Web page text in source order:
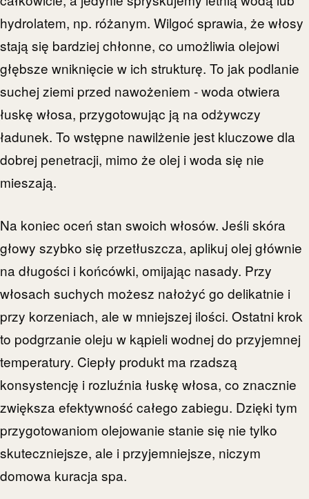
hydrolatem, np. różanym. Wilgoć sprawia, że włosy
stają się bardziej chłonne, co umożliwia olejowi
głębsze wniknięcie w ich strukturę. To jak podlanie
suchej ziemi przed nawożeniem - woda otwiera
łuskę włosa, przygotowując ją na odżywczy
ładunek. To wstępne nawilżenie jest kluczowe dla
dobrej penetracji, mimo że olej i woda się nie
mieszają.
Na koniec oceń stan swoich włosów. Jeśli skóra
głowy szybko się przetłuszcza, aplikuj olej głównie
na długości i końcówki, omijając nasady. Przy
włosach suchych możesz nałożyć go delikatnie i
przy korzeniach, ale w mniejszej ilości. Ostatni krok
to podgrzanie oleju w kąpieli wodnej do przyjemnej
temperatury. Ciepły produkt ma rzadszą
konsystencję i rozluźnia łuskę włosa, co znacznie
zwiększa efektywność całego zabiegu. Dzięki tym
przygotowaniom olejowanie stanie się nie tylko
skuteczniejsze, ale i przyjemniejsze, niczym
domowa kuracja spa.